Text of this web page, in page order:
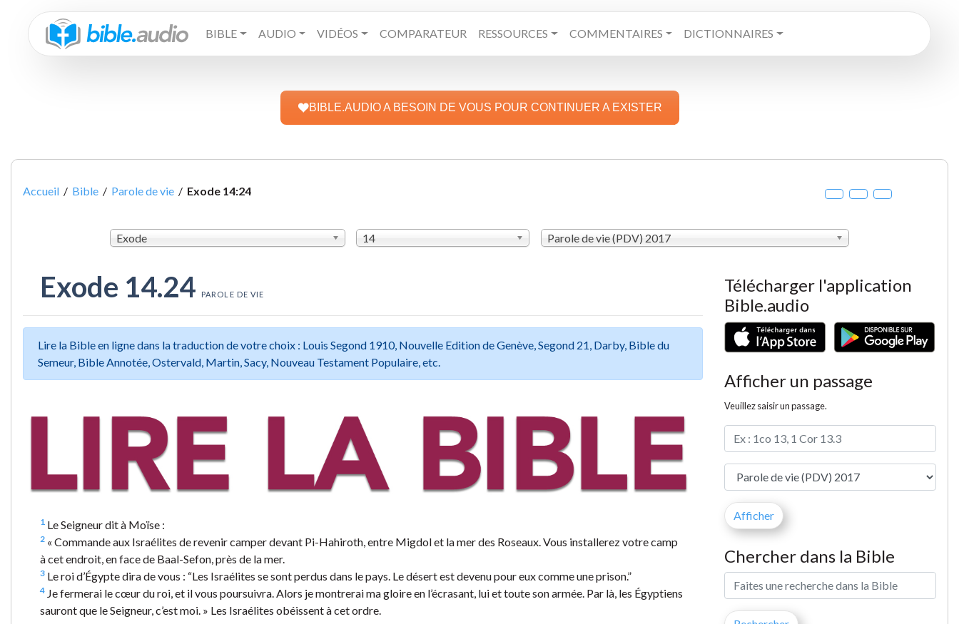
BIBLE AUDIO VIDÉOS COMPARATEUR RESSOURCES COMMENTAIRES DICTIONNAIRES
BIBLE.AUDIO A BESOIN DE VOUS POUR CONTINUER A EXISTER
Accueil / Bible / Parole de vie / Exode 14:24
Exode 14 Parole de vie (PDV) 2017
Exode 14.24 PAROLE DE VIE
Lire la Bible en ligne dans la traduction de votre choix : Louis Segond 1910, Nouvelle Edition de Genève, Segond 21, Darby, Bible du
Semeur, Bible Annotée, Ostervald, Martin, Sacy, Nouveau Testament Populaire, etc.
1 Le Seigneur dit à Moïse :
2 « Commande aux Israélites de revenir camper devant Pi-Hahiroth, entre Migdol et la mer des Roseaux. Vous installerez votre camp
à cet endroit, en face de Baal-Sefon, près de la mer.
3 Le roi d’Égypte dira de vous : “Les Israélites se sont perdus dans le pays. Le désert est devenu pour eux comme une prison.”
4 Je fermerai le cœur du roi, et il vous poursuivra. Alors je montrerai ma gloire en l’écrasant, lui et toute son armée. Par là, les Égyptiens
sauront que le Seigneur, c’est moi. » Les Israélites obéissent à cet ordre.
Télécharger l'application
Bible.audio
Afficher un passage
Veuillez saisir un passage.
Chercher dans la Bible